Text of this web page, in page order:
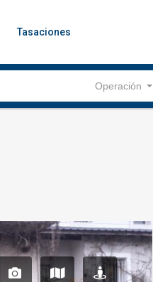
Tasaciones
Operación